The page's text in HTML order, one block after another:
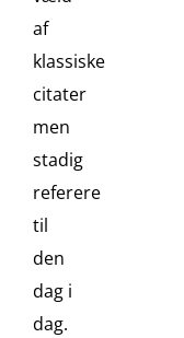
af
klassiske
citater
men
stadig
referere
til
den
dag i
dag.